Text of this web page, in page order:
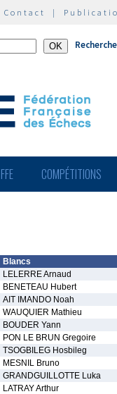
Contact |
FFE COMPÉTITIONS
Blancs
LELERRE Arnaud
BENETEAU Hubert
AIT IMANDO Noah
WAUQUIER Mathieu
BOUDER Yann
PON LE BRUN Gregoire
TSOGBILEG Hosbileg
MESNIL Bruno
GRANDGUILLOTTE Luka
LATRAY Arthur